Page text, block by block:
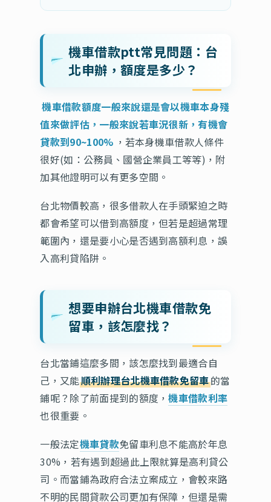
機車借款ptt常見問題：台
北申辦，額度是多少？
機車借款額度一般來說還是會以機車本身殘
值來做評估，一般來說若車況很新，有機會
貸款到90~100% ，若本身機車借款人條件
很好(如：公務員、國營企業員工等等)，附
加其他證明可以有更多空間。
台北物價較高，很多借款人在手頭緊迫之時
都會希望可以借到高額度，但若是超過常理
範圍內，還是要小心是否遇到高額利息，誤
入高利貸陷阱。
想要申辦台北機車借款免
留車，該怎麼找？
台北當鋪這麼多間，該怎麼找到最適合自
己，又能順利辦理台北機車借款免留車的當
鋪呢？除了前面提到的額度，機車借款利率
也很重要。
一般法定機車貸款免留車利息不能高於年息
30%，若有遇到超過此上限就算是高利貸公
司。而當鋪為政府合法立案成立，會較來路
不明的民間貸款公司更加有保障，但還是需